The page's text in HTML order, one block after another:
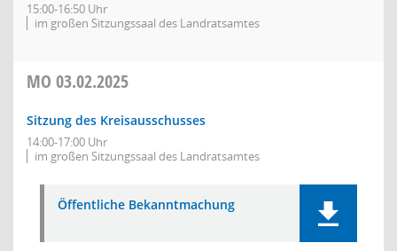
15:00-16:50 Uhr
im großen Sitzungssaal des Landratsamtes
MO 03.02.2025
Sitzung des Kreisausschusses
14:00-17:00 Uhr
im großen Sitzungssaal des Landratsamtes
Öffentliche Bekanntmachung